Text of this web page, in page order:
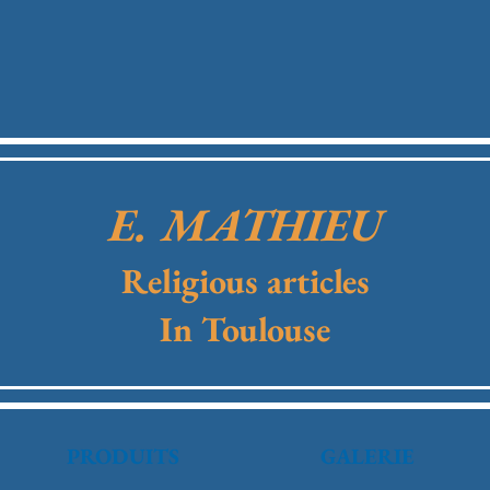
E. MATHIEU
Religious articles
In Toulouse
PRODUITS GALERIE